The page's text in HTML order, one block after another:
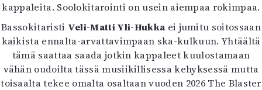
kappaleita. Soolokitarointi on usein aiempaa rokimpaa.
Bassokitaristi Veli-Matti Yli-Hukka ei jumitu soitossaan
kaikista ennalta-arvattavimpaan ska-kulkuun. Yhtäältä
tämä saattaa saada jotkin kappaleet kuulostamaan
vähän oudoilta tässä musiikillisessa kehyksessä mutta
toisaalta tekee omalta osaltaan vuoden 2026 The Blaster